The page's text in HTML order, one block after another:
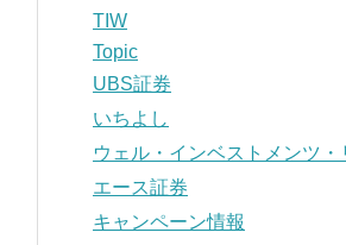
TIW
Topic
UBS証券
いちよし
ウェル・インベストメンツ・
エース証券
キャンペーン情報